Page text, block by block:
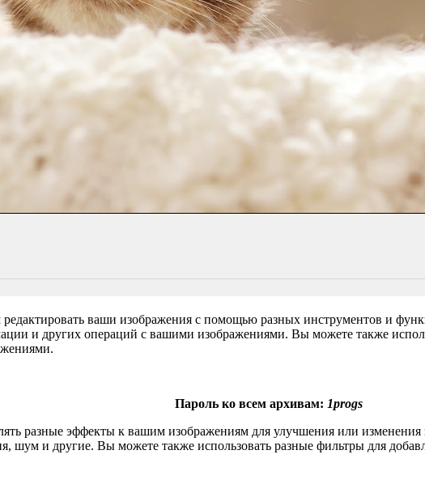
редактировать ваши изображения с помощью разных инструментов и
и других операций с вашими изображениями. Вы можете также
Пароль ко всем архивам: 1progs
разные эффекты к вашим изображениям для улучшения или
шум и другие. Вы можете также использовать разные фильтры для